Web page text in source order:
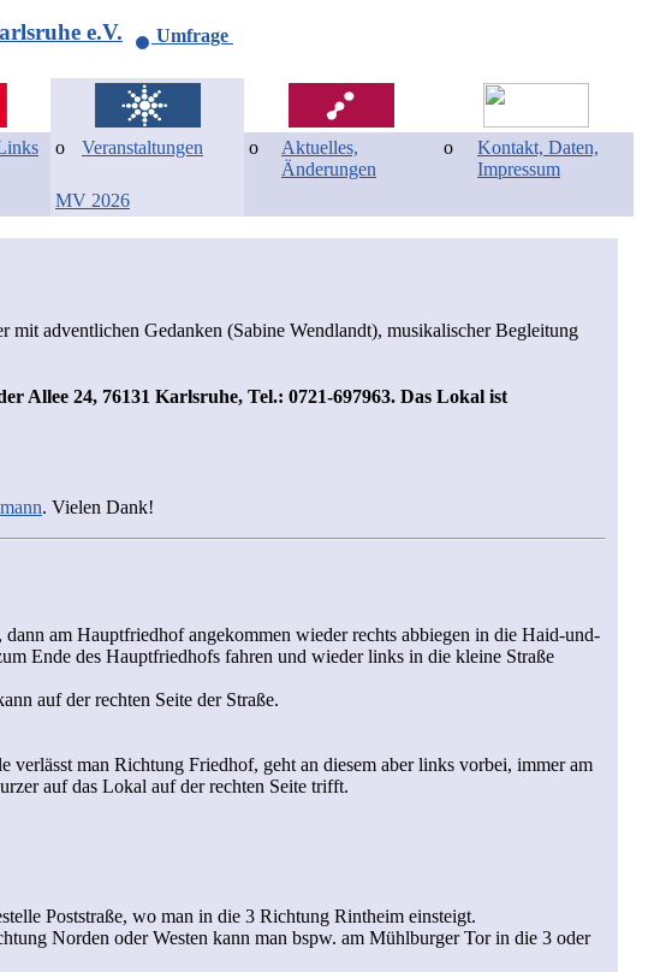
e.V. Umfrage
Veranstaltungen
Aktuelles,
Änderungen
Kontakt, Daten,
Impressum
MV 2026
mit adventlichen Gedanken (Sabine Wendlandt), musikalischer Begleitung
Allee 24, 76131 Karlsruhe, Tel.: 0721-697963. Das Lokal ist
. Vielen Dank!
am Hauptfriedhof angekommen wieder rechts abbiegen in die Haid-und-
Ende des Hauptfriedhofs fahren und wieder links in die kleine Straße
auf der rechten Seite der Straße.
verlässt man Richtung Friedhof, geht an diesem aber links vorbei, immer am
auf das Lokal auf der rechten Seite trifft.
Poststraße, wo man in die 3 Richtung Rintheim einsteigt.
Norden oder Westen kann man bspw. am Mühlburger Tor in die 3 oder